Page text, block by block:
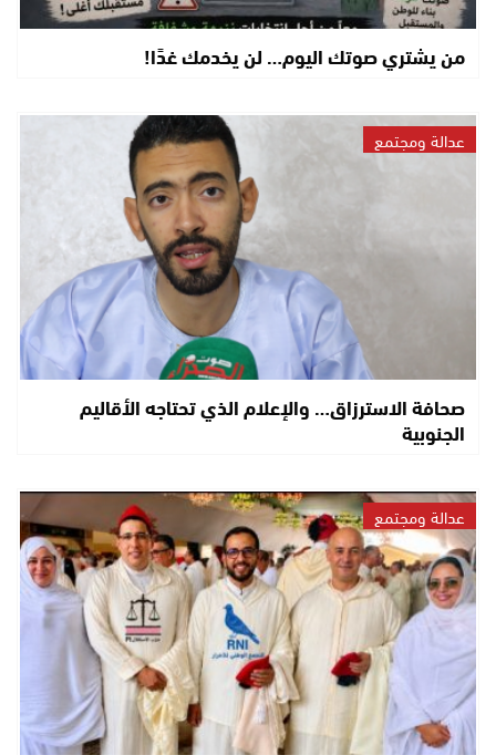
من يشتري صوتك اليوم… لن يخدمك غدًا!
عدالة ومجتمع
صحافة الاسترزاق… والإعلام الذي تحتاجه الأقاليم
الجنوبية
عدالة ومجتمع